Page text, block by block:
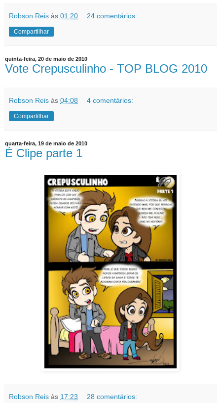
Robson Reis às 01:20 24 comentários:
Compartilhar
quinta-feira, 20 de maio de 2010
Vote Crepusculinho - TOP BLOG 2010
Robson Reis às 04:08 4 comentários:
Compartilhar
quarta-feira, 19 de maio de 2010
É Clipe parte 1
Robson Reis às 17:23 28 comentários: